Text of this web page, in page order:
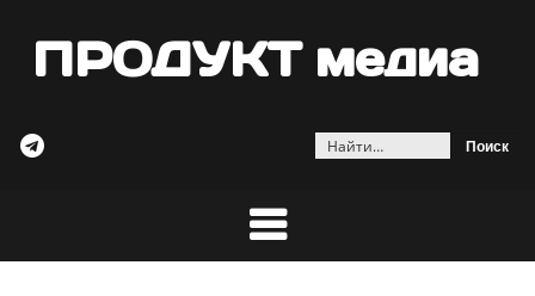
ПРОДУКТ медиа
Найти: